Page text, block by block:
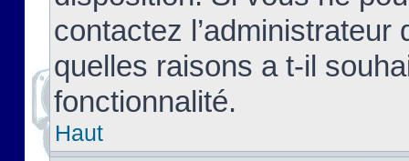
contactez
quelles raisons a t-il
fonctionnalité.
Haut